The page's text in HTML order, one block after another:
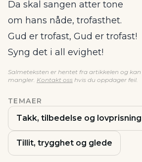
Da skal sangen atter tone
om hans nåde, trofasthet.
Gud er trofast, Gud er trofast!
Syng det i all evighet!
Salmeteksten er hentet fra artikkelen og
mangler. Kontakt oss hvis du oppdager feil.
TEMAER
Takk, tilbedelse og lovprisning
Tillit, trygghet og glede